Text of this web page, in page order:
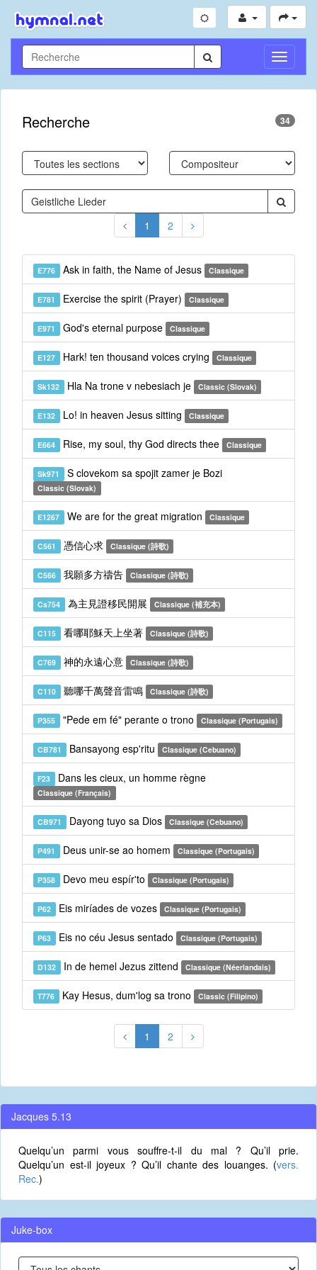
Toggle
Recherche 34
1 2
E776 Ask in faith, the Name of Jesus Classique
E781 Exercise the spirit (Prayer) Classique
E971 God's eternal purpose Classique
E127 Hark! ten thousand voices crying Classique
Sk132 Hla Na trone v nebesiach je Classic (Slovak)
E132 Lo! in heaven Jesus sitting Classique
E664 Rise, my soul, thy God directs thee Classique
Sk971 S clovekom sa spojit zamer je Bozi
Classic (Slovak)
E1267 We are for the great migration Classique
C561 憑信心求 Classique (詩歌)
C566 我願多方禱告 Classique (詩歌)
Cs754 為主見證移民開展 Classique (補充本)
C115 看哪耶穌天上坐著 Classique (詩歌)
C769 神的永遠心意 Classique (詩歌)
C110 聽哪千萬聲音雷鳴 Classique (詩歌)
P355 "Pede em fé" perante o trono Classique (Portugais)
CB781 Bansayong esp'ritu Classique (Cebuano)
F23 Dans les cieux, un homme règne
Classique (Français)
CB971 Dayong tuyo sa Dios Classique (Cebuano)
P491 Deus unir-se ao homem Classique (Portugais)
P358 Devo meu espír'to Classique (Portugais)
P62 Eis miríades de vozes Classique (Portugais)
P63 Eis no céu Jesus sentado Classique (Portugais)
D132 In de hemel Jezus zittend Classique (Néerlandais)
T776 Kay Hesus, dum'log sa trono Classic (Filipino)
1 2
Jacques 5.13
Quelqu’un parmi vous souffre-t-il du mal ? Qu’il prie.
Quelqu’un est-il joyeux ? Qu’il chante des louanges. (vers.
Rec.)
Juke-box